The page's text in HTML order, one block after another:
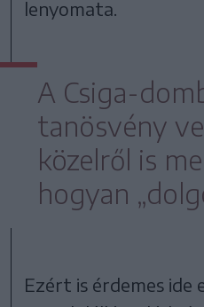
lenyomata.
A Csiga-
tanösvény
közelről is
hogyan
Ezért is érdemes ide